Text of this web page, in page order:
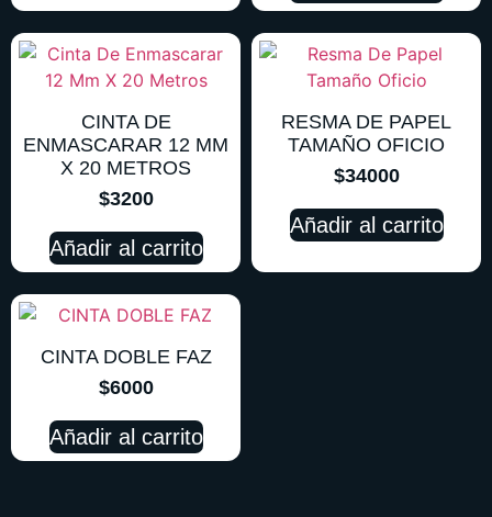
CINTA DE
ENMASCARAR 12 MM
X 20 METROS
$3200
Añadir al carrito
RESMA DE PAPEL
TAMAÑO OFICIO
$34000
Añadir al carrito
CINTA DOBLE FAZ
$6000
Añadir al carrito